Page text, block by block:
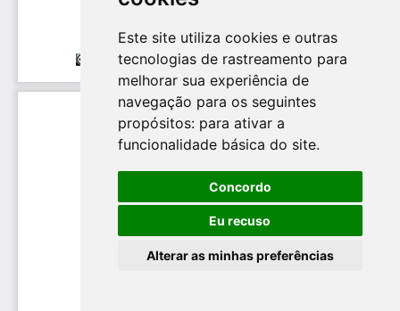
Este site utiliza cookies e outras
tecnologias de rastreamento para
melhorar sua experiência de
navegação para os seguintes
propósitos: para ativar a
funcionalidade básica do site.
Concordo
Eu recuso
Alterar as minhas preferências